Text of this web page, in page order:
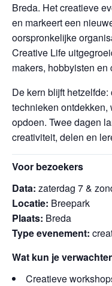
Breda. Het creatieve
en markeert een
oorspronkelijke
Creative Life
makers, hobbyisten
De kern blijft
technieken
opdoen. Twee dagen
creativiteit, delen en
Voor bezoekers
Data: zaterdag 7 &
Locatie: Breepark
Plaats: Breda
Type evenement:
Wat kun je
Creatieve